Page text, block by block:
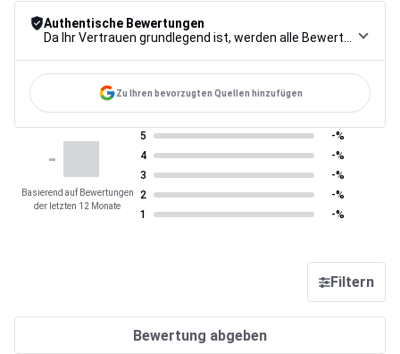
Authentische Bewertungen
Zu Ihren bevorzugten Quellen hinzufügen
-
Basierend auf Bewertungen
der letzten 12 Monate
5
-%
4
-%
3
-%
2
-%
1
-%
Filtern
Bewertung abgeben